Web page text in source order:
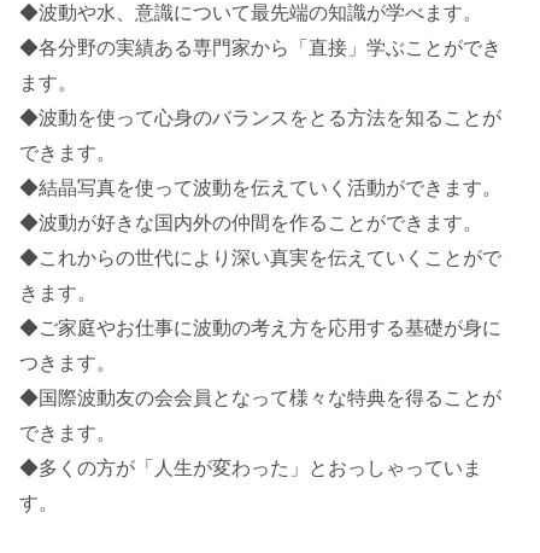
◆波動や水、意識について最先端の知識が学べます。
◆各分野の実績ある専門家から「直接」学ぶことができ
ます。
◆波動を使って心身のバランスをとる方法を知ることが
できます。
◆結晶写真を使って波動を伝えていく活動ができます。
◆波動が好きな国内外の仲間を作ることができます。
◆これからの世代により深い真実を伝えていくことがで
きます。
◆ご家庭やお仕事に波動の考え方を応用する基礎が身に
つきます。
◆国際波動友の会会員となって様々な特典を得ることが
できます。
◆多くの方が「人生が変わった」とおっしゃっていま
す。